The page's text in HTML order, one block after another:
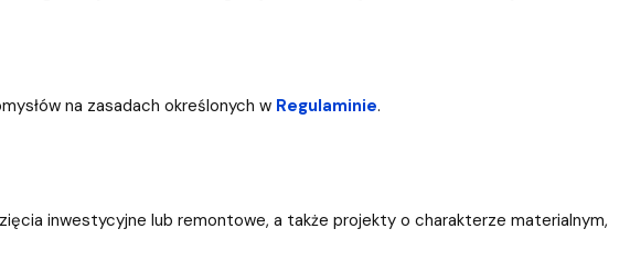
na zasadach określonych w Regulaminie.
inwestycyjne lub remontowe, a także projekty o charakterze materialnym,